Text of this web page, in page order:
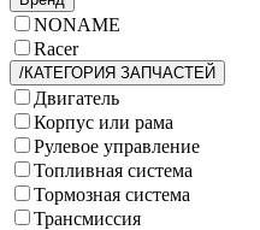
NONAME
Racer
/КАТЕГОРИЯ ЗАПЧАСТЕЙ
Двигатель
Корпус или рама
Рулевое управление
Топливная система
Тормозная система
Трансмиссия